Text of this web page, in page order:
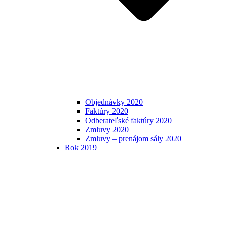
Objednávky 2020
Faktúry 2020
Odberateľské faktúry 2020
Zmluvy 2020
Zmluvy – prenájom sály 2020
Rok 2019